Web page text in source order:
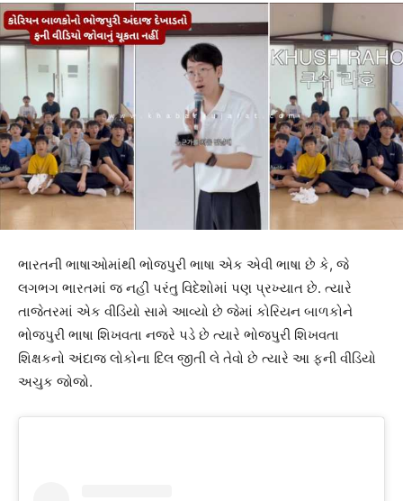
ભારતની ભાષાઓમાંથી ભોજપુરી ભાષા એક એવી ભાષા છે કે, જે
લગભગ ભારતમાં જ નહીં પરંતુ વિદેશોમાં પણ પ્રખ્યાત છે. ત્યારે
તાજેતરમાં એક વીડિયો સામે આવ્યો છે જેમાં કોરિયન બાળકોને
ભોજપુરી ભાષા શિખવતા નજરે પડે છે ત્યારે ભોજપુરી શિખવતા
શિક્ષકનો અંદાજ લોકોના દિલ જીતી લે તેવો છે ત્યારે આ ફની વીડિયો
અચુક જોજો.